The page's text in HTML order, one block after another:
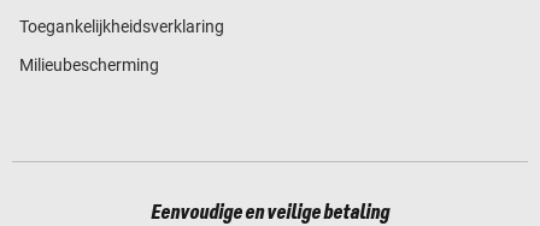
Toegankelijkheidsverklaring
Milieubescherming
Eenvoudige en veilige betaling